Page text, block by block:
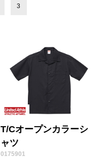
3
T/Cオープンカラーシ
ャツ
0175901